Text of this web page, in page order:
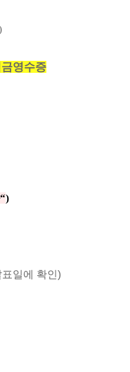
영수증
)
일에 확인)